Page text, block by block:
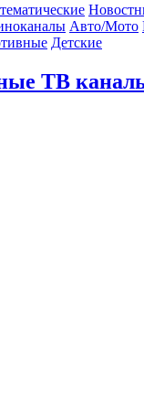
Авто/Мото
Детские
ТВ